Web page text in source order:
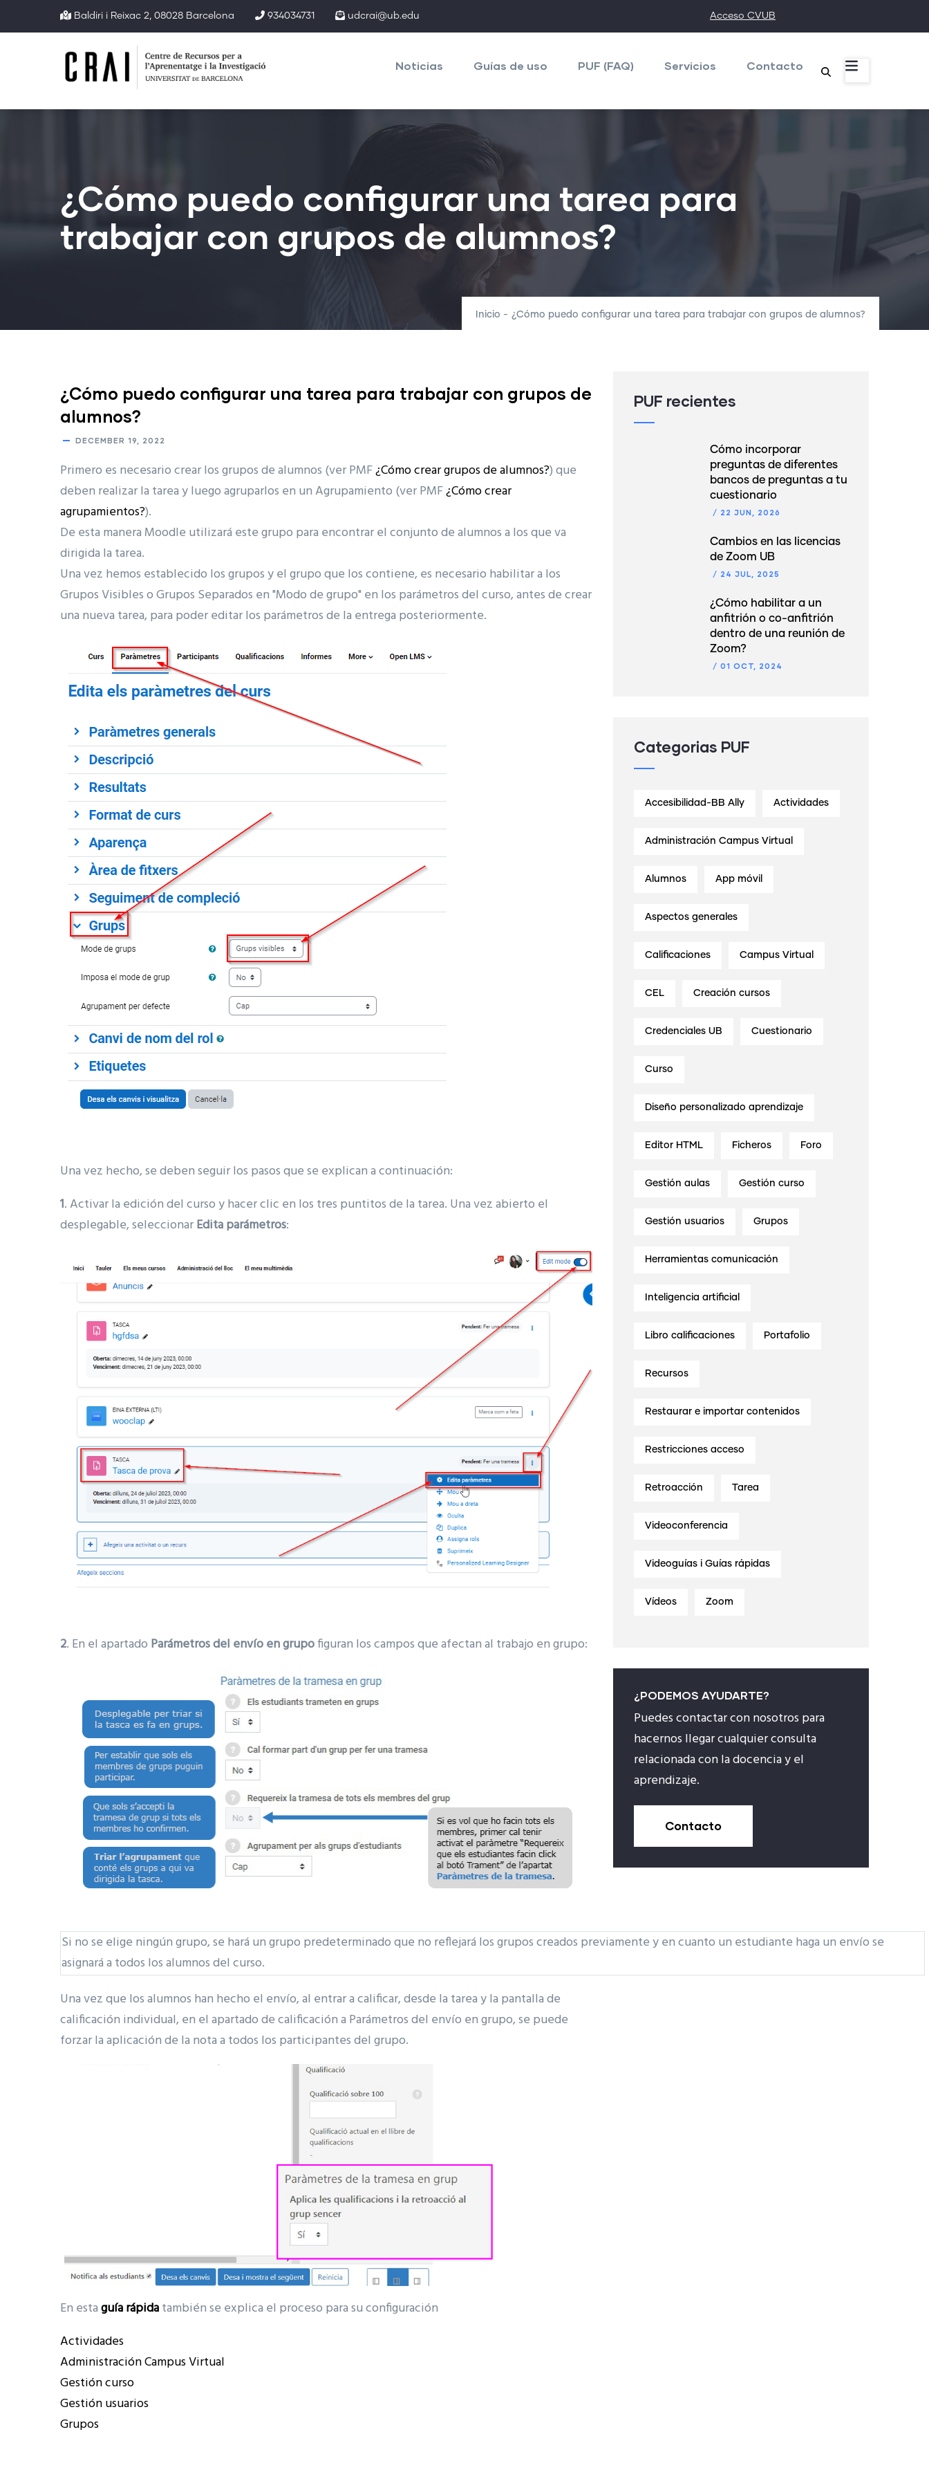
al
Baldiri i Reixac 2, 08028 Barcelona 934034731 udcrai@ub.edu Acceso CVUB
navigation
Noticias Guías de uso PUF (FAQ) Servicios Contacto
¿Cómo puedo configurar una tarea para
trabajar con grupos de alumnos?
Inicio - ¿Cómo puedo configurar una tarea para trabajar con grupos de alumnos?
¿Cómo puedo configurar una tarea para trabajar con grupos de
alumnos?
DECEMBER 19, 2022
Primero es necesario crear los grupos de alumnos (ver PMF¿Cómo crear grupos de alumnos?) que
deben realizar la tarea y luego agruparlos en un Agrupamiento (ver PMF¿Cómo crear
agrupamientos?).
De esta manera Moodle utilizará este grupo para encontrar el conjunto de alumnos a los que va
dirigida la tarea.
Una vez hemos establecido los grupos y el grupo que los contiene, es necesario habilitar a los
Grupos Visibles o Grupos Separados en "Modo de grupo" en los parámetros del curso, antes de crear
una nueva tarea, para poder editar los parámetros de la entrega posteriormente.
Una vez hecho, se deben seguir los pasos que se explican a continuación:
1. Activar la edición del curso y hacer clic en los tres puntitos de la tarea. Una vez abierto el
desplegable, seleccionarEdita parámetros:
2. En el apartado Parámetros del envío en grupofiguran los campos que afectan al trabajo en grupo:
Si no se elige ningún grupo, se hará un grupo predeterminado que no reflejará los grupos creados previamente y en cuanto un estudiante haga un envío se
asignará a todos los alumnos del curso.
Una vez que los alumnos han hecho el envío, al entrar a calificar, desde la tarea y la pantalla de
calificación individual, en el apartado de calificación a Parámetros del envío en grupo, se puede
forzar la aplicación de la nota a todos los participantes del grupo.
En estaguía rápidatambién se explica el proceso para su configuración
Actividades
Administración Campus Virtual
Gestión curso
Gestión usuarios
Grupos
PUF recientes
Cómo incorporar
preguntas de diferentes
bancos de preguntas a tu
cuestionario
/ 22 JUN, 2026
Cambios en las licencias
de Zoom UB
/ 24 JUL, 2025
¿Cómo habilitar a un
anfitrión o co-anfitrión
dentro de una reunión de
Zoom?
/ 01 OCT, 2024
Categorias PUF
Accesibilidad-BB Ally Actividades
Administración Campus Virtual
Alumnos App móvil
Aspectos generales
Calificaciones Campus Virtual
CEL Creación cursos
Credenciales UB Cuestionario
Curso
Diseño personalizado aprendizaje
Editor HTML Ficheros Foro
Gestión aulas Gestión curso
Gestión usuarios Grupos
Herramientas comunicación
Inteligencia artificial
Libro calificaciones Portafolio
Recursos
Restaurar e importar contenidos
Restricciones acceso
Retroacción Tarea
Videoconferencia
Videoguías i Guías rápidas
Vídeos Zoom
¿PODEMOS AYUDARTE?
Puedes contactar con nosotros para
hacernos llegar cualquier consulta
relacionada con la docencia y el
aprendizaje.
Contacto